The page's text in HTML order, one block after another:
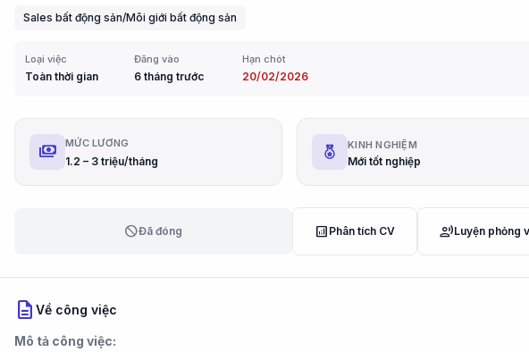
Sales bất động sản/Môi giới bất động sản
Loại việc
Toàn thời gian
Đăng vào
6 tháng trước
Hạn chót
20/02/2026
payments MỨC LƯƠNG
1.2 – 3 triệu/tháng
KINH NGHIỆM
Mới tốt nghiệp
blockĐã đóng analytics Phân tích CV record_voice_overLuyện phỏng
description Về công việc
Mô tả công việc: